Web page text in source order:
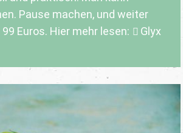
Pause machen, und weiter
Euros. Hier mehr lesen:
Glyx